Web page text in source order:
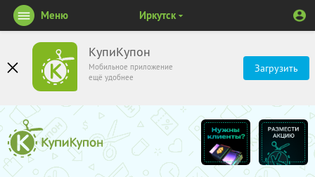
КупиКупон
Мобильное приложение
ещё удобнее
Загрузить
Меню Иркутск